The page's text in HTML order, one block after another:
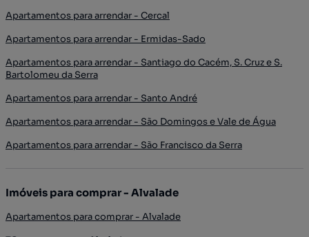
Apartamentos para arrendar - Cercal
Apartamentos para arrendar - Ermidas-Sado
Apartamentos para arrendar - Santiago do Cacém, S. Cruz e S.
Bartolomeu da Serra
Apartamentos para arrendar - Santo André
Apartamentos para arrendar - São Domingos e Vale de Água
Apartamentos para arrendar - São Francisco da Serra
Imóveis para comprar - Alvalade
Apartamentos para comprar - Alvalade